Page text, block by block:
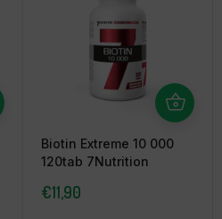
Biotin Extreme 10 000
120tab 7Nutrition
€11,90